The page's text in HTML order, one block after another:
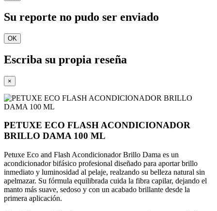
Su reporte no pudo ser enviado
OK
Escriba su propia reseña
×
PETUXE ECO FLASH ACONDICIONADOR
BRILLO DAMA 100 ML
Petuxe Eco and Flash Acondicionador Brillo Dama es un
acondicionador bifásico profesional diseñado para aportar brillo
inmediato y luminosidad al pelaje, realzando su belleza natural sin
apelmazar. Su fórmula equilibrada cuida la fibra capilar, dejando el
manto más suave, sedoso y con un acabado brillante desde la
primera aplicación.